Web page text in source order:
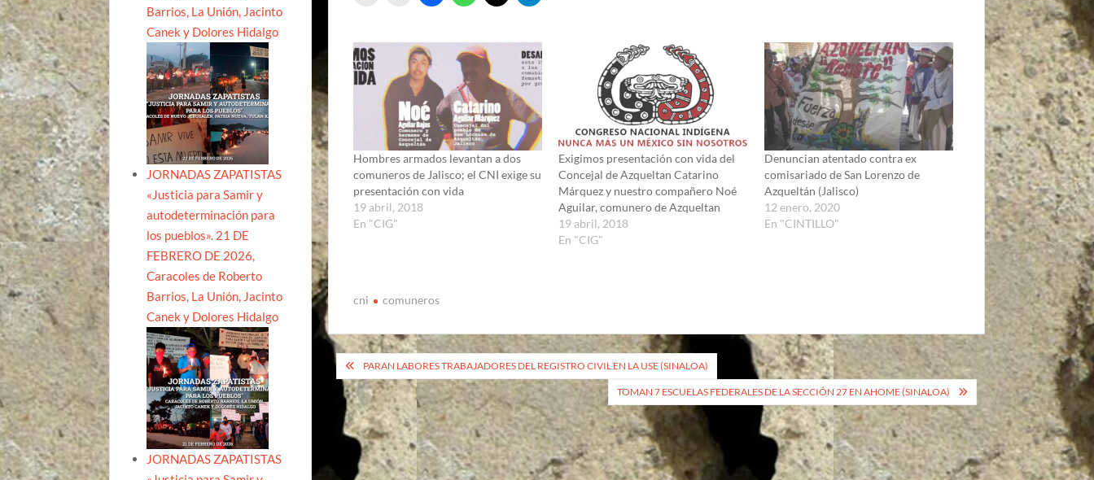
Hombres armados levantan a dos
comuneros de Jalisco; el CNI exige su
presentación con vida
19 abril, 2018
En "CIG"
Exigimos presentación con vida del
Concejal de Azqueltan Catarino
Márquez y nuestro compañero Noé
Aguilar, comunero de Azqueltan
19 abril, 2018
En "CIG"
Denuncian atentado contra ex
comisariado de San Lorenzo de
Azqueltán (Jalisco)
12 enero, 2020
En "CINTILLO"
cni comuneros
Navegación
de
entradas
PARAN LABORES TRABAJADORES DEL REGISTRO CIVIL EN LA USE (SINALOA)
TOMAN 7 ESCUELAS FEDERALES DE LA SECCIÓN 27 EN AHOME (SINALOA)
Barrios, La Unión, Jacinto
Canek y Dolores Hidalgo
JORNADAS ZAPATISTAS
«Justicia para Samir y
autodeterminación para
los pueblos». 21 DE
FEBRERO DE 2026,
Caracoles de Roberto
Barrios, La Unión, Jacinto
Canek y Dolores Hidalgo
JORNADAS ZAPATISTAS